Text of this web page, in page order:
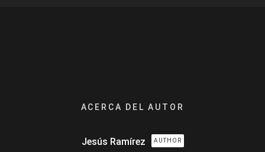
ACERCA DEL AUTOR
Jesús Ramírez AUTHOR